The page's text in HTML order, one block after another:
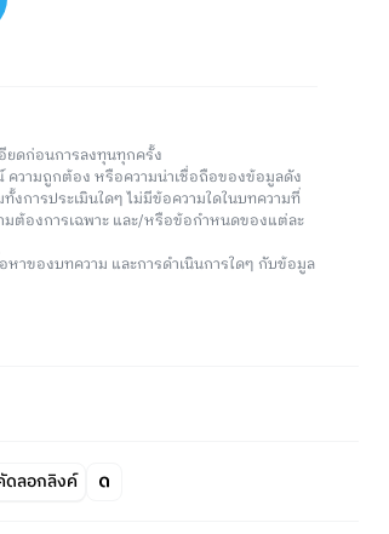
ยดก่อนการลงทุนทุกครั้ง
ความถูกต้อง หรือความน่าเชื่อถือของข้อมูลดัง
การประเมินใดๆ ไม่มีข้อความใดในบทความที่
มต้องการเฉพาะ และ/หรือข้อกำหนดของแต่ละ
าของบทความ และการดำเนินการใดๆ กับข้อมูล
ดลอกลิงค์